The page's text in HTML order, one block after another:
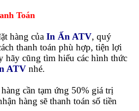
Toán
hàng của In Ấn ATV, quý
thanh toán phù hợp, tiện lợi
hãy cũng tìm hiểu các hình thức
ATV nhé.
cần tạm ứng 50% giá trị
hàng sẽ thanh toán số tiền